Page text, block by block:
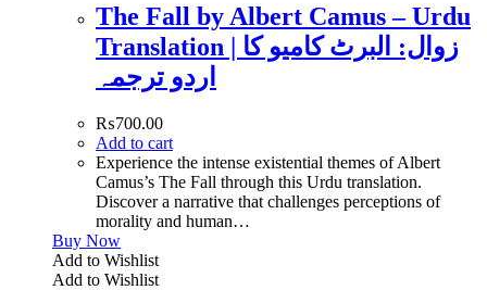
The Fall by Albert Camus – Urdu
Translation | زوال: البرٹ کامیو کا
اردو ترجمہ
₨700.00
Add to cart
Experience the intense existential themes of Albert
Camus’s The Fall through this Urdu translation.
Discover a narrative that challenges perceptions of
morality and human…
Buy Now
Add to Wishlist
Add to Wishlist